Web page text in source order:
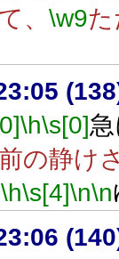
、 \w9
\h\s[0]
の静け
\h\s[4]\n\n